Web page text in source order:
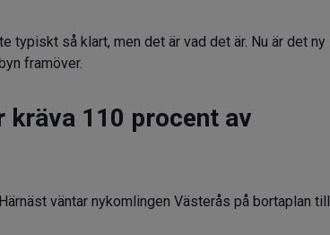
typiskt så klart, men det är vad det är. Nu är det ny
framöver.
kräva 110 procent av
väntar nykomlingen Västerås på bortaplan till